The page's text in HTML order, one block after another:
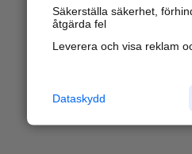
Säkerställa säkerhet,
åtgärda fel
Leverera och visa reklam
Dataskydd